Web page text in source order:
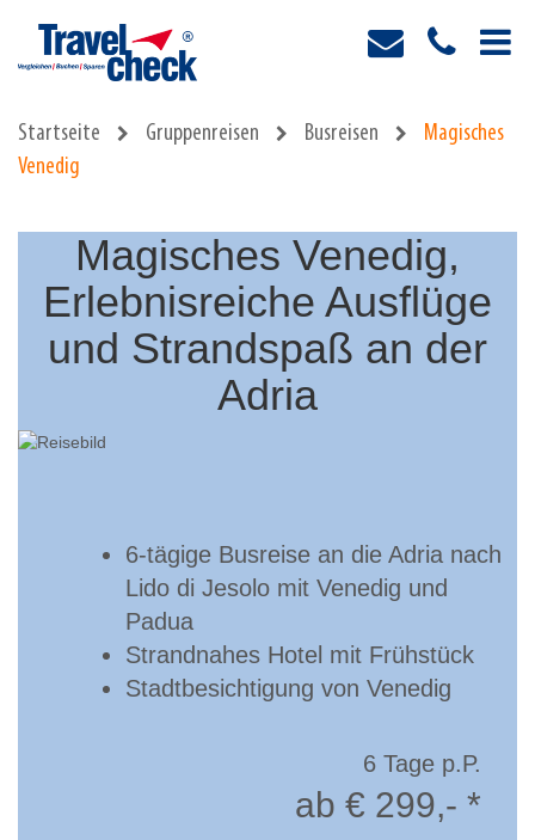
Startseite Gruppenreisen Busreisen
Magisches
Venedig
Magisches Venedig,
Erlebnisreiche Ausflüge
und Strandspaß an der
Adria
6-tägige Busreise an die Adria nach
Lido di Jesolo mit Venedig und
Padua
Strandnahes Hotel mit Frühstück
Stadtbesichtigung von Venedig
6 Tage p.P.
ab € 299,- *